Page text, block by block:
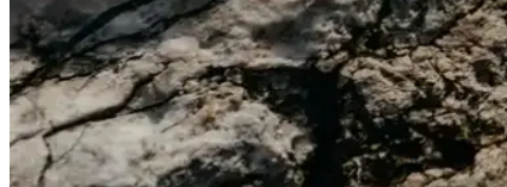
Erkek Tek Ceket Kombinleri: Güncel ve Şık Stil
Erkekler için modern ve şık tek ceket kombinleri, farklı tarzlara
Pierroni Bordo Erkek Seti: Kravat Mendil Kol
Şık ve kaliteli Pierroni bordo erkek seti, kravat, mendil, kol